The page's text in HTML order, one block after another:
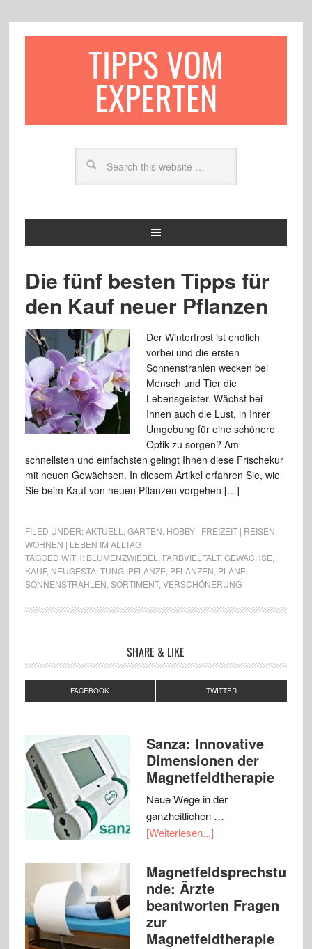
TIPPS VOM
EXPERTEN
Die fünf besten Tipps für
den Kauf neuer Pflanzen
Der Winterfrost ist endlich
vorbei und die ersten
Sonnenstrahlen wecken bei
Mensch und Tier die
Lebensgeister. Wächst bei
Ihnen auch die Lust, in Ihrer
Umgebung für eine schönere
Optik zu sorgen? Am
schnellsten und einfachsten gelingt Ihnen diese Frischekur
mit neuen Gewächsen. In diesem Artikel erfahren Sie, wie
Sie beim Kauf von neuen Pflanzen vorgehen […]
FILED UNDER:AKTUELL GARTEN HOBBY | FREIZEIT | REISEN
WOHNEN | LEBEN IM ALLTAG
TAGGED WITH: BLUMENZWIEBEL FARBVIELFALT, GEWÄCHSE
KAUF, NEUGESTALTUNG, PFLANZE PFLANZEN PLÄNE
SONNENSTRAHLEN SORTIMENT, VERSCHÖNERUNG
SHARE & LIKE
FACEBOOK TWITTER
Sanza: Innovative
Dimensionen der
Magnetfeldtherapie
Neue Wege in der
ganzheitlichen …
[Weiterlesen...]
Magnetfeldsprechstu
nde: Ärzte
beantworten Fragen
zur
Magnetfeldtherapie